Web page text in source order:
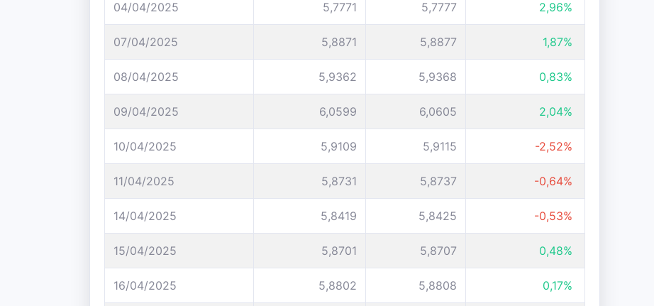
04/04/2025 5,7771 5,7777 2,96%
07/04/2025 5,8871 5,8877 1,87%
08/04/2025 5,9362 5,9368 0,83%
09/04/2025 6,0599 6,0605 2,04%
10/04/2025 5,9109 5,9115 -2,52%
11/04/2025 5,8731 5,8737 -0,64%
14/04/2025 5,8419 5,8425 -0,53%
15/04/2025 5,8701 5,8707 0,48%
16/04/2025 5,8802 5,8808 0,17%